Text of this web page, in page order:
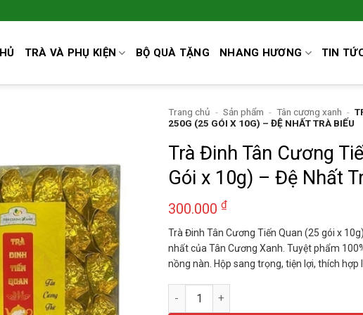
TRÀ VÀ PHỤ KIỆN BỘ QUÀ TẶNG NHANG HƯƠNG TIN
Trang chủ - Sản phẩm - Tân cương xanh -
250G (25 GÓI X 10G) – ĐỆ NHẤT TRÀ BIẾU
Trà Đinh Tân Cương
Gói x 10g) – Đệ Nhất
300.000 ₫
Trà Đinh Tân Cương Tiến Quan (25 gói x
nhất của Tân Cương Xanh. Tuyệt phẩm
nồng nàn. Hộp sang trọng, tiện lợi, thích hợp
Trà Đinh Tân Cương Tiến Quan 250g